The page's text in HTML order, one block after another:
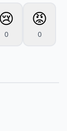
😢
0
😡
0